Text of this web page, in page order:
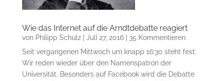
Wie das Internet auf die Arndtdebatte reagiert
von Philipp Schulz| Juli 27, 2016| 35 Kommentieren
Seit vergangenen Mittwoch um knapp 16:30 steht fest:
Wir reden wieder über den Namenspatron der
Universität. Besonders auf Facebook wird die Debatte